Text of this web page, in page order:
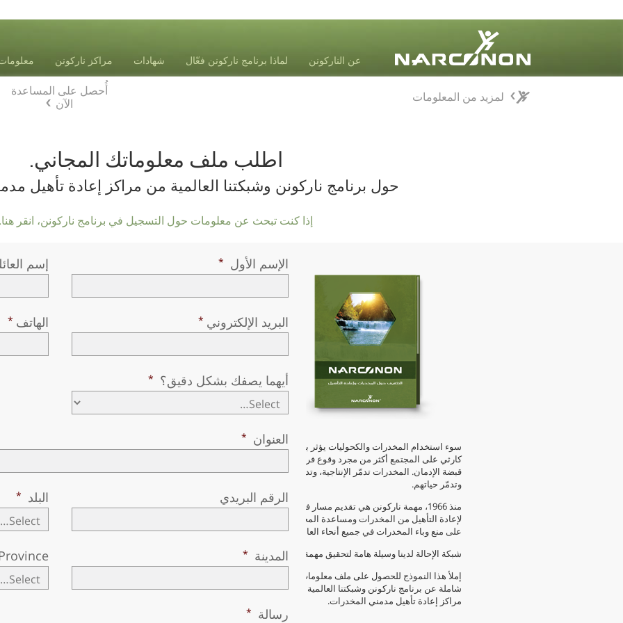
عن الناركونن لماذا برنامج ناركونن فعّال شهادات مراكز ناركونن
⨯
أُحصل على المساعدة
الآن
لمزيد من المعلومات
اطلب ملف معلوماتك المجاني.
حول برنامج ناركونن وشبكتنا العالمية من مراكز إعادة تأهيل
إذا كنت تبحث عن معلومات حول التسجيل في برنامج ناركونن، انقر هنا.
سوء استخدام المخدرات والكحوليات يؤثر بشكل
كارثي على المجتمع أكثر من مجرد وقوع فرد في
قبضة الإدمان. المخدرات تدمّر الإنتاجية، وتدمّر الأُسر
وتدمّر حياتهم.
منذ 1966، مهمة ناركونن هي تقديم مسار فعّال
لإعادة التأهيل من المخدرات ومساعدة المجتمع
على منع وباء المخدرات في جميع أنحاء العالم.
شبكة الإحالة لدينا وسيلة هامة لتحقيق مهمة أكبر.
إملأ هذا النموذج للحصول على ملف معلومات مجانية
شاملة عن برنامج ناركونن وشبكتنا العالمية من
مراكز إعادة تأهيل مدمني المخدرات.
الإسم الأول إسم
البريد الإلكتروني الهاتف
أيهما يصفك بشكل دقيق؟
العنوان
الرقم البريدي البلد
المدينة
رسالة
لمزيد من المعلومات